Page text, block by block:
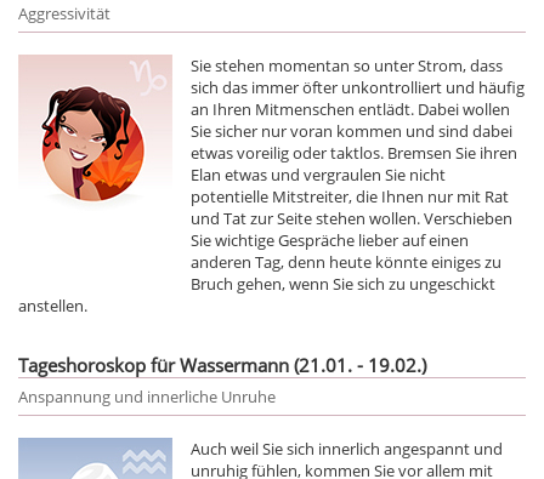
Aggressivität
Sie stehen momentan so unter Strom, dass
sich das immer öfter unkontrolliert und häufig
an Ihren Mitmenschen entlädt. Dabei wollen
Sie sicher nur voran kommen und sind dabei
etwas voreilig oder taktlos. Bremsen Sie ihren
Elan etwas und vergraulen Sie nicht
potentielle Mitstreiter, die Ihnen nur mit Rat
und Tat zur Seite stehen wollen. Verschieben
Sie wichtige Gespräche lieber auf einen
anderen Tag, denn heute könnte einiges zu
Bruch gehen, wenn Sie sich zu ungeschickt
anstellen.
Tageshoroskop für Wassermann (21.01. - 19.02.)
Anspannung und innerliche Unruhe
Auch weil Sie sich innerlich angespannt und
unruhig fühlen, kommen Sie vor allem mit